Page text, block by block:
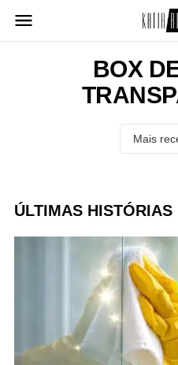
para
BOX
ÚLTIMAS HISTÓRIAS